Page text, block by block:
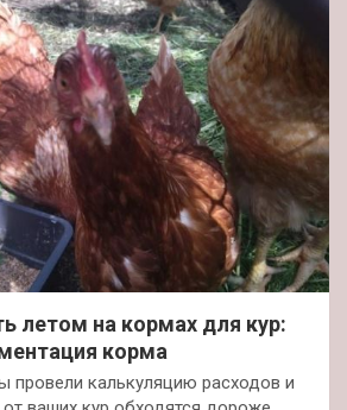
летом на кормах для кур:
корма
провели калькуляцию расходов и